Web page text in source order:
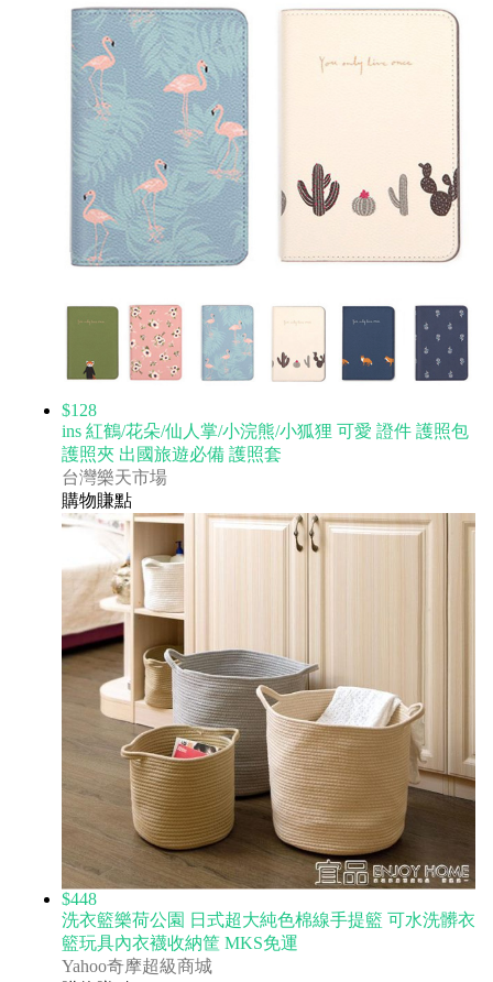
$128
ins 紅鶴/花朵/仙人掌/小浣熊/小狐狸 可愛 證件 護照包
護照夾 出國旅遊必備 護照套
台灣樂天市場
購物賺點
$448
洗衣籃樂荷公園 日式超大純色棉線手提籃 可水洗髒衣
籃玩具內衣襪收納筐 MKS免運
Yahoo奇摩超級商城